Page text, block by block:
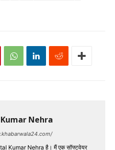
Nehra
Kumar Nehra है। मैं एक सॉफ्टवेयर